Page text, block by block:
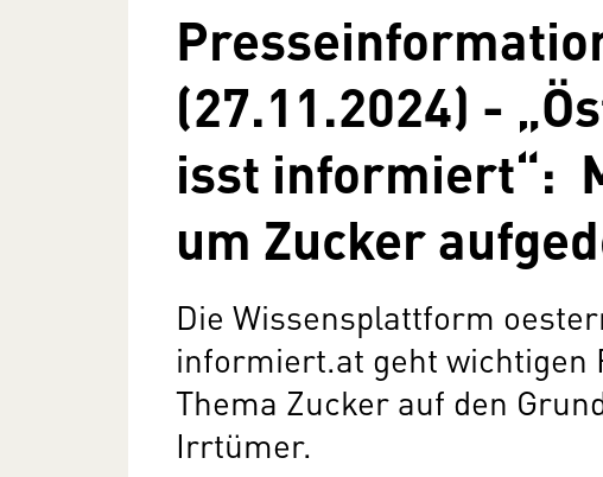
(27.11.2024) -
isst informiert“:
um Zucker
Die Wissensplattform
informiert.at geht wichtigen
Thema Zucker auf den
Irrtümer.